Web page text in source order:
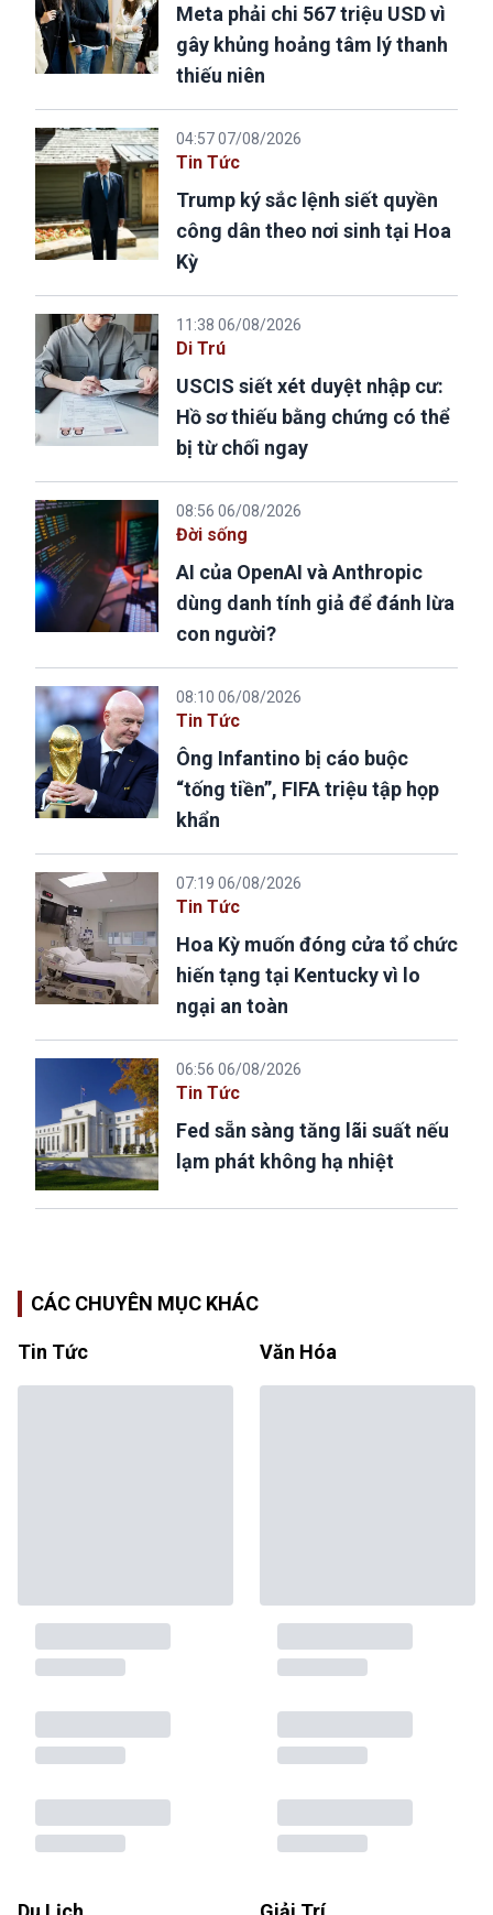
Meta phải chi 567 triệu USD vì
gây khủng hoảng tâm lý thanh
thiếu niên
04:57 07/08/2026
Tin Tức
Trump ký sắc lệnh siết quyền
công dân theo nơi sinh tại Hoa
Kỳ
11:38 06/08/2026
Di Trú
USCIS siết xét duyệt nhập cư:
Hồ sơ thiếu bằng chứng có thể
bị từ chối ngay
08:56 06/08/2026
Đời sống
AI của OpenAI và Anthropic
dùng danh tính giả để đánh lừa
con người?
08:10 06/08/2026
Tin Tức
Ông Infantino bị cáo buộc
“tống tiền”, FIFA triệu tập họp
khẩn
07:19 06/08/2026
Tin Tức
Hoa Kỳ muốn đóng cửa tổ chức
hiến tạng tại Kentucky vì lo
ngại an toàn
06:56 06/08/2026
Tin Tức
Fed sẵn sàng tăng lãi suất nếu
lạm phát không hạ nhiệt
CÁC CHUYÊN MỤC KHÁC
Tin Tức Văn Hóa